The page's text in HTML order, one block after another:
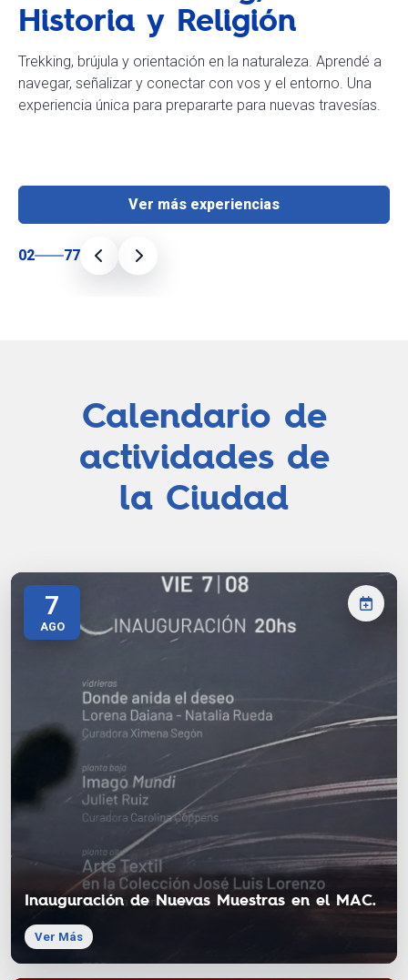
Historia y Religión
Trekking, brújula y orientación en la naturaleza. Aprendé a
navegar, señalizar y conectar con vos y el entorno. Una
experiencia única para prepararte para nuevas travesías.
Ver más experiencias
02 77
Calendario de
actividades de
la Ciudad
7
AGO
Inauguración de Nuevas Muestras en el MAC.
Ver Más